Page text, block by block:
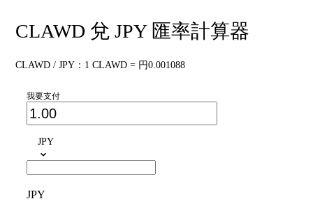
CLAWD 兌 JPY 匯率計算器
CLAWD / JPY：1 CLAWD = 円0.001088
我要支付
JPY
JPY